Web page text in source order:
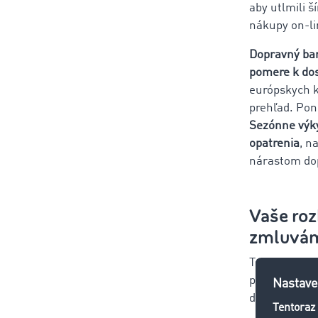
aby utlmili
nákupy on-
Dopravný
pomere k
európskych
prehľad.
Sezónne
opatrenia,
nárastom
Vaše
Tovar treba
prostriedok,
dodávateľov